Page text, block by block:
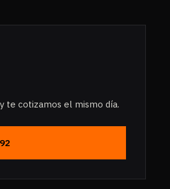
te cotizamos el mismo día.